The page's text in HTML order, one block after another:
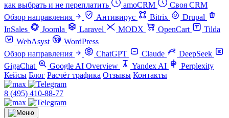
как выбрать и не переплатить
amoCRM
Своя CRM
Обзор направления
Антивирус Bitrix
Drupal
InSales
Joomla Laravel MODX OpenCart
Tilda
WebAsyst
WordPress
Обзор направления
ChatGPT Claude
DeepSeek
GigaChat
Google AI Overview Yandex AI
Perplexity
Кейсы Блог Расчёт трафика Отзывы Контакты
8 (495) 410-88-77